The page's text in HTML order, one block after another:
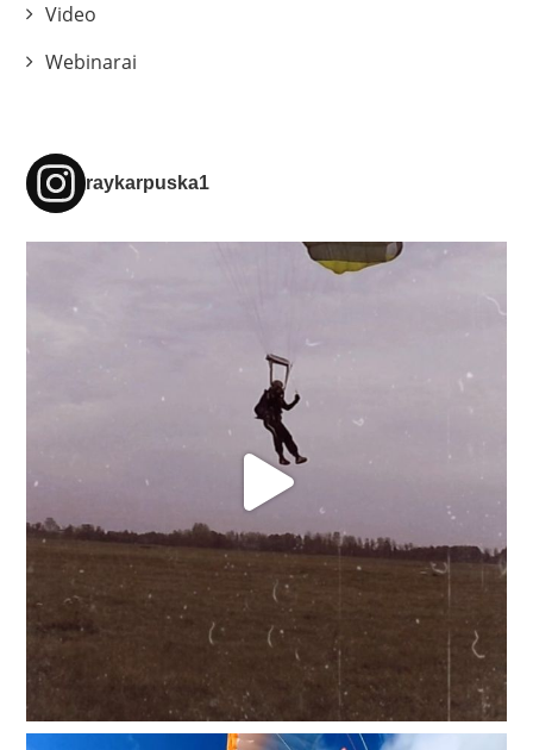
Video
Webinarai
raykarpuska1